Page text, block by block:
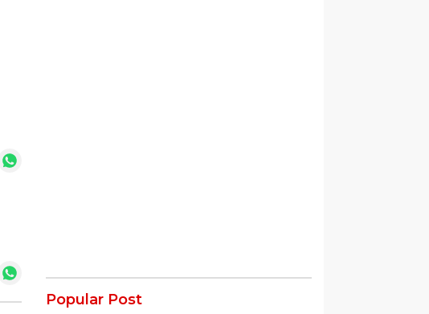
Popular Post